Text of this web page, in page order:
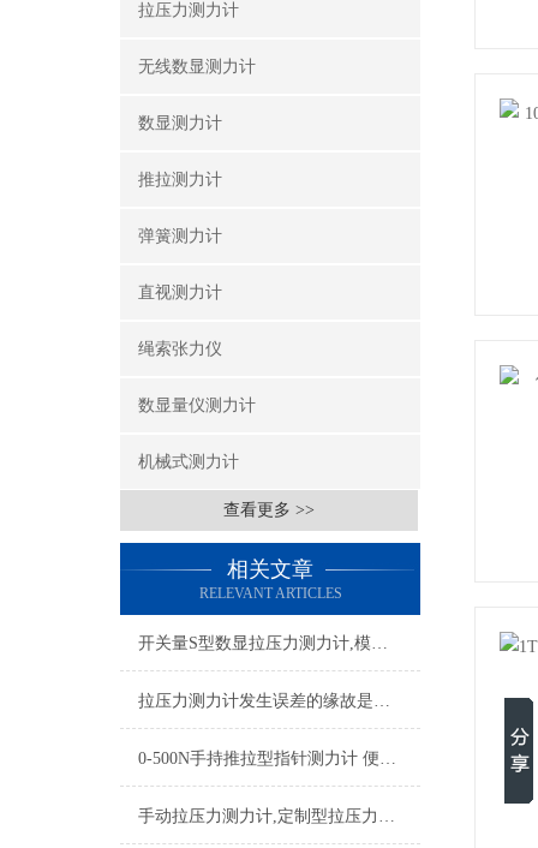
拉压力测力计
无线数显测力计
数显测力计
推拉测力计
弹簧测力计
直视测力计
绳索张力仪
数显量仪测力计
机械式测力计
查看更多 >>
相关文章
RELEVANT ARTICLES
开关量S型数显拉压力测力计,模拟量S型数显拉压力计品牌
拉压力测力计发生误差的缘故是什么
0-500N手持推拉型指针测力计 便携型指针拉压力测力计品牌
手动拉压力测力计,定制型拉压力测力计附带软件分析